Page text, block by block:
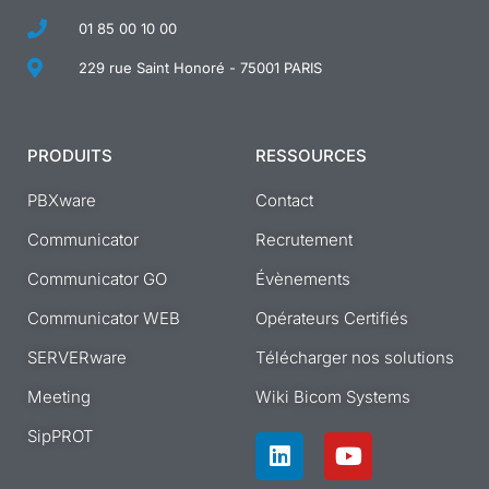
01 85 00 10 00
229 rue Saint Honoré - 75001 PARIS
PRODUITS
PBXware
Communicator
Communicator GO
Communicator WEB
SERVERware
Meeting
SipPROT
RESSOURCES
Contact
Recrutement
Évènements
Opérateurs Certifiés
Télécharger nos solutions
Wiki Bicom Systems
L
i
Y
o